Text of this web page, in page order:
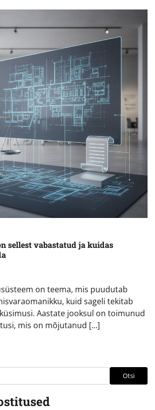
sellest vabastatud ja kuidas
on teema, mis puudutab
kuid sageli tekitab
Aastate jooksul on toimunud
mis on mõjutanud […]
Otsi